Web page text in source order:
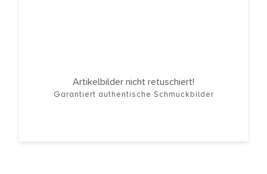
Artikelbilder nicht retuschiert!
Garantiert authentische Schmuckbilder